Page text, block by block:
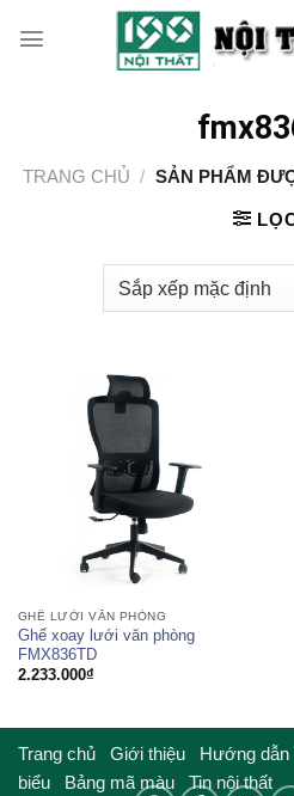
TRANG CHỦ / SẢN PHẨM
GHẾ LƯỚI VĂN PHÒNG
Ghế xoay lưới văn phòng
FMX836TD
2.233.000₫
Trang chủ Giới thiệu Hướng dẫn
biểu
Bảng mã màu Tin nội thất